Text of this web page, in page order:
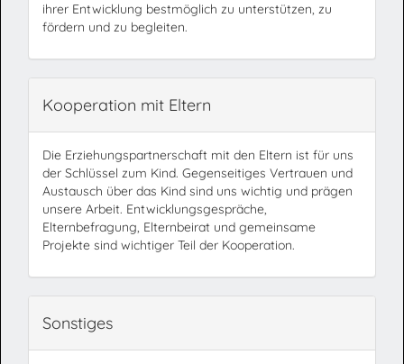
ihrer Entwicklung bestmöglich zu unterstützen, zu
fördern und zu begleiten.
Kooperation mit Eltern
Die Erziehungspartnerschaft mit den Eltern ist für uns
der Schlüssel zum Kind. Gegenseitiges Vertrauen und
Austausch über das Kind sind uns wichtig und prägen
unsere Arbeit. Entwicklungsgespräche,
Elternbefragung, Elternbeirat und gemeinsame
Projekte sind wichtiger Teil der Kooperation.
Sonstiges